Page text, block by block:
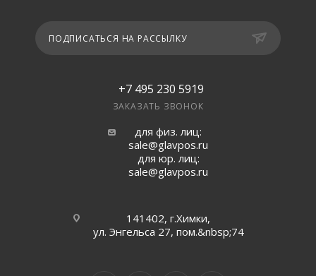
ПОДПИСАТЬСЯ НА РАССЫЛКУ
+7 495 230 5919
ЗАКАЗАТЬ ЗВОНОК
для физ. лиц:
sale@glavpos.ru
для юр. лиц:
sale@glavpos.ru
141402, г.Химки,
ул. Энгельса 27, пом.&nbsp;74